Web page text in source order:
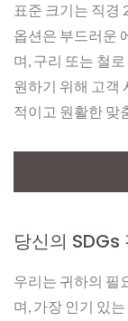
표준 크기는 직경
옵션은 부드러운
며, 구리 또는 철
원하기 위해 고객
적이고 원활한 맞
당신의 SDGs
우리는 귀하의 필
며, 가장 인기 있